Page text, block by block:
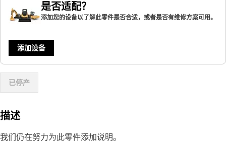
是否适配？
添加您的设备以了解此零件是否合适，或者是否有维修方案可用。
添加设备
已停产
描述
我们仍在努力为此零件添加说明。